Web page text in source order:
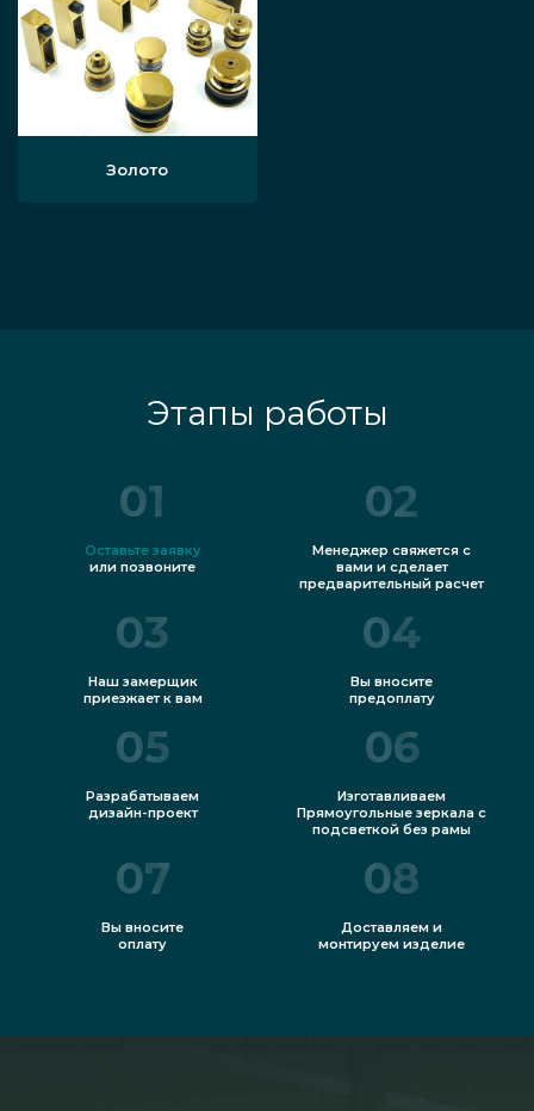
Золото
Этапы работы
01
Оставьте заявку
или позвоните
02
Менеджер свяжется с
вами и сделает
предварительный расчет
03
Наш замерщик
приезжает к вам
04
Вы вносите
предоплату
05
Разрабатываем
дизайн-проект
06
Изготавливаем
Прямоугольные зеркала с
подсветкой без рамы
07
Вы вносите
оплату
08
Доставляем и
монтируем изделие